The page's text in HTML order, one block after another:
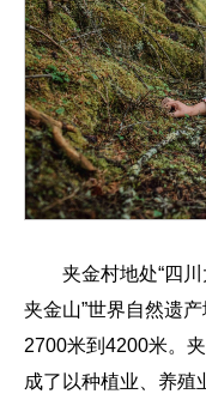
夹金村地处“四
夹金山”世界自然遗
2700米到4200米。
成了以种植业、养殖